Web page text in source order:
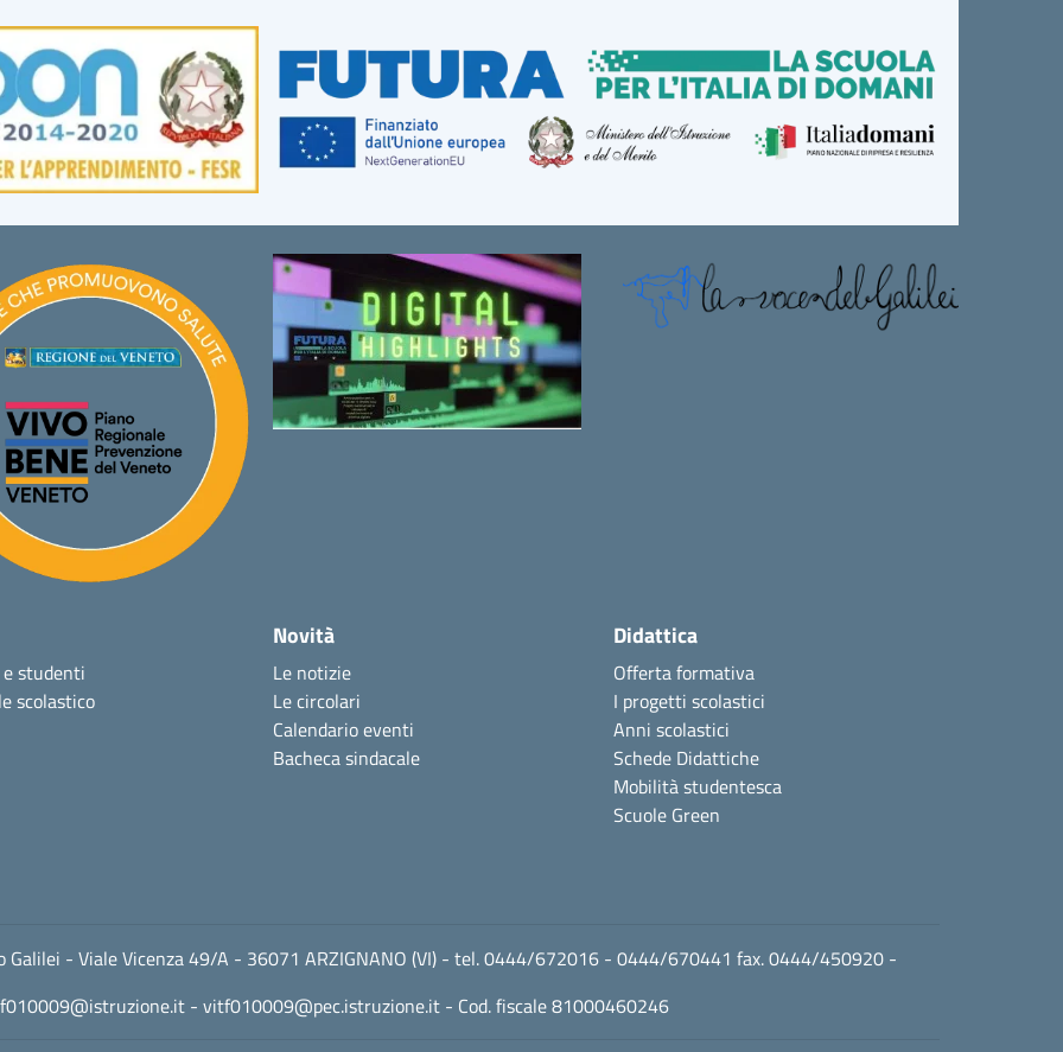
studenti
scolastico
Novità
Le notizie
Le circolari
Calendario eventi
Bacheca sindacale
Didattica
Offerta formativa
I progetti scolastici
Anni scolastici
Schede Didattiche
Mobilità studentesca
Scuole Green
Galilei - Viale Vicenza 49/A - 36071 ARZIGNANO (VI) - tel. 0444/672016 - 0444/670441 fax. 0444/450920 -
- vitf010009@pec.istruzione.it - Cod. fiscale 81000460246